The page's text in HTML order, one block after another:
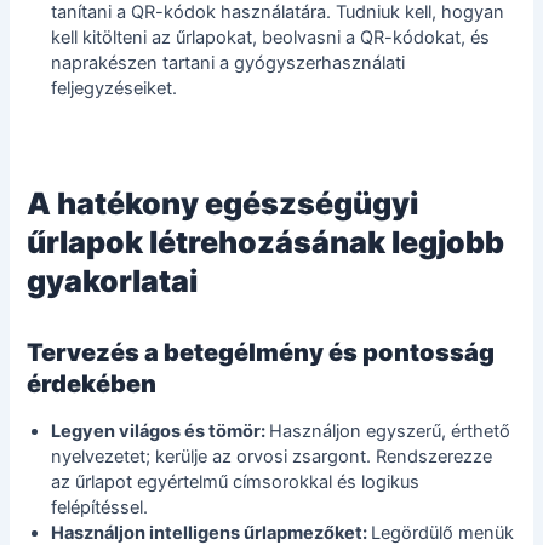
tanítani a QR-kódok használatára. Tudniuk kell, hogyan
kell kitölteni az űrlapokat, beolvasni a QR-kódokat, és
naprakészen tartani a gyógyszerhasználati
feljegyzéseiket.
A hatékony egészségügyi
űrlapok létrehozásának legjobb
gyakorlatai
Tervezés a betegélmény és pontosság
érdekében
Legyen világos és tömör: Használjon egyszerű, érthető
nyelvezetet; kerülje az orvosi zsargont. Rendszerezze
az űrlapot egyértelmű címsorokkal és logikus
felépítéssel.
Használjon intelligens űrlapmezőket: Legördülő menük